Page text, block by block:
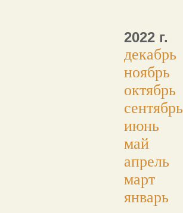
2022 г.
декабрь
ноябрь
октябрь
сентябрь
июнь
май
апрель
март
январь